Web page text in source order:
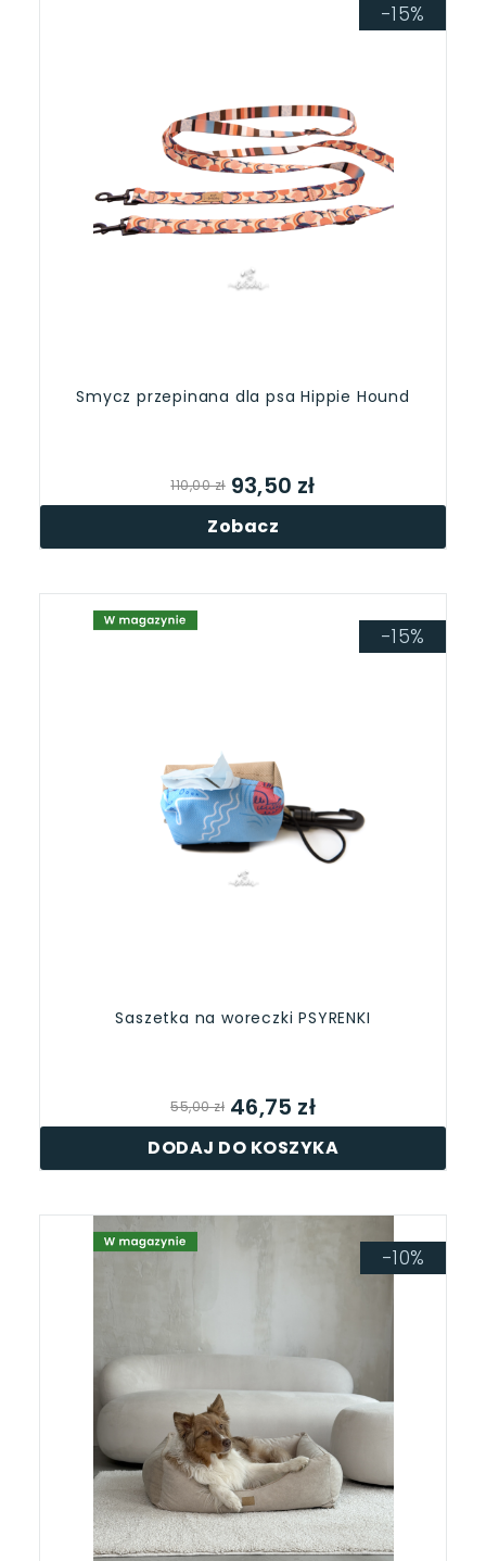
Smycz przepinana dla psa Hippie Hound
110,00 zł
-15%
93,50 zł
Zobacz
Saszetka na woreczki PSYRENKI
55,00 zł
-15%
46,75 zł
DODAJ DO KOSZYKA
-10%